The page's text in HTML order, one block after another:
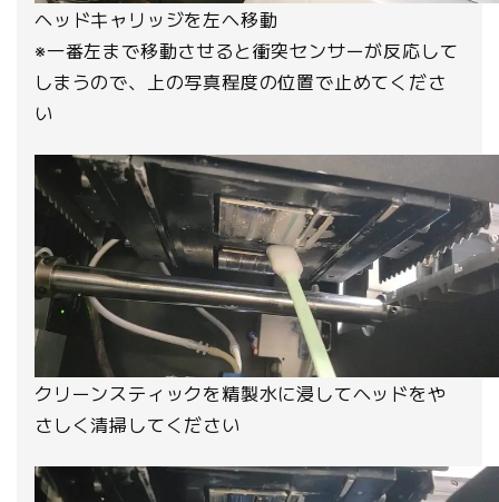
ヘッドキャリッジを左へ移動
※一番左まで移動させると衝突センサーが反応して
しまうので、上の写真程度の位置で止めてくださ
い
クリーンスティックを精製水に浸してヘッドをや
さしく清掃してください